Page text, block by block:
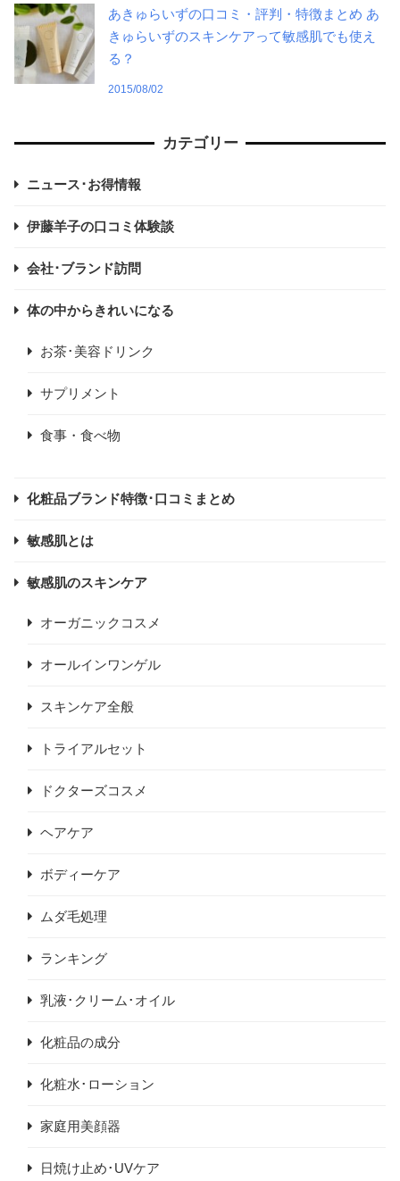
あきゅらいずの口コミ・評判・特徴まとめ あ
きゅらいずのスキンケアって敏感肌でも使え
る？
2015/08/02
カテゴリー
ニュース･お得情報
伊藤羊子の口コミ体験談
会社･ブランド訪問
体の中からきれいになる
お茶･美容ドリンク
サプリメント
食事・食べ物
化粧品ブランド特徴･口コミまとめ
敏感肌とは
敏感肌のスキンケア
オーガニックコスメ
オールインワンゲル
スキンケア全般
トライアルセット
ドクターズコスメ
ヘアケア
ボディーケア
ムダ毛処理
ランキング
乳液･クリーム･オイル
化粧品の成分
化粧水･ローション
家庭用美顔器
日焼け止め･UVケア